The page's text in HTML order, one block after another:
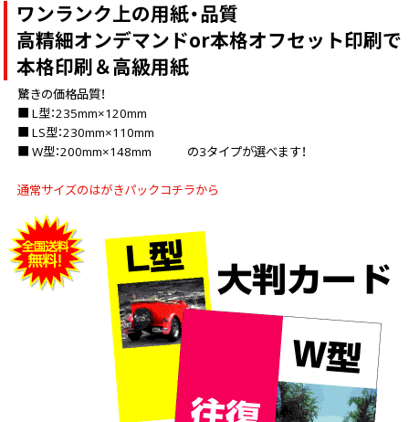
ワンランク上の用紙・品質
高精細オンデマンドor本格オフセット印刷で
本格印刷＆高級用紙
驚きの価格品質！
■ L型：235mm×120mm
■ LS型：230mm×110mm
■ W型：200mm×148mm の3タイプが選べます！
通常サイズのはがきパックコチラから
任意の部数単位で帯をかけて納品できま
領収書・納品書を発行は可能ですか？
初回特典の1000ポイントを使用するに
は？
か？
画面表示操作
ユーザー登録ログイン
入稿
データ
校正・印刷
お支払い
梱包・包装
発送・配送